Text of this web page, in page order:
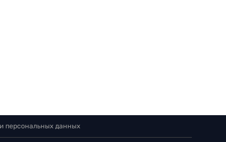
персональных данных